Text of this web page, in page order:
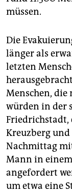
müssen.
Die
länger als
letzten
Menschen, die
würden in der
Friedrichstadt,
Kreuzberg
Nachmittag
Mann in
angefordert
um etwa eine